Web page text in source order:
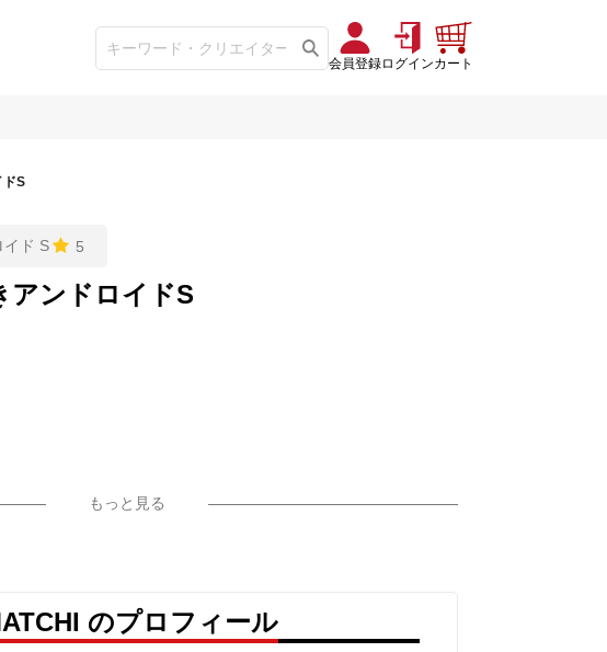
会員登録ログインカート
ドS
イド S 5
アンドロイドS
もっと見る
のプロフィール